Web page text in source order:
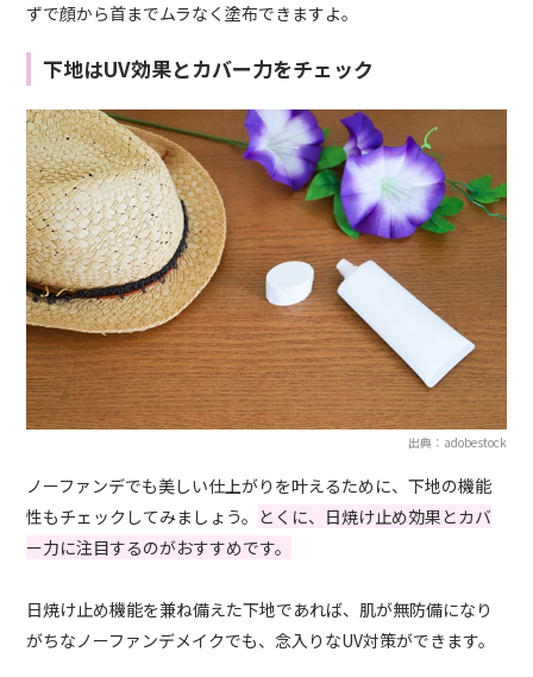
ずで顔から首までムラなく塗布できますよ。
下地はUV効果とカバー力をチェック
出典：adobestock
ノーファンデでも美しい仕上がりを叶えるために、下地の機能
性もチェックしてみましょう。 とくに、日焼け止め効果とカバ
ー力に注目するのがおすすめです。
日焼け止め機能を兼ね備えた下地であれば、肌が無防備になり
がちなノーファンデメイクでも、念入りなUV対策ができます。